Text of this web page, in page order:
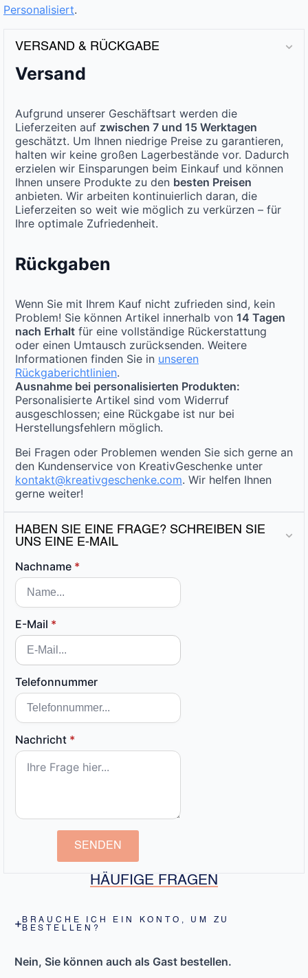
Personalisiert.
VERSAND & RÜCKGABE
Versand
Aufgrund unserer Geschäftsart werden die
Lieferzeiten auf zwischen 7 und 15 Werktagen
geschätzt. Um Ihnen niedrige Preise zu garantieren,
halten wir keine großen Lagerbestände vor. Dadurch
erzielen wir Einsparungen beim Einkauf und können
Ihnen unsere Produkte zu den besten Preisen
anbieten. Wir arbeiten kontinuierlich daran, die
Lieferzeiten so weit wie möglich zu verkürzen – für
Ihre optimale Zufriedenheit.
Rückgaben
Wenn Sie mit Ihrem Kauf nicht zufrieden sind, kein
Problem! Sie können Artikel innerhalb von 14 Tagen
nach Erhalt für eine vollständige Rückerstattung
oder einen Umtausch zurücksenden. Weitere
Informationen finden Sie in unseren
Rückgaberichtlinien.
Ausnahme bei personalisierten Produkten:
Personalisierte Artikel sind vom Widerruf
ausgeschlossen; eine Rückgabe ist nur bei
Herstellungsfehlern möglich.
Bei Fragen oder Problemen wenden Sie sich gerne an
den Kundenservice von KreativGeschenke unter
kontakt@kreativgeschenke.com. Wir helfen Ihnen
gerne weiter!
HABEN SIE EINE FRAGE? SCHREIBEN SIE
UNS EINE E-MAIL
Nachname *
E-Mail *
Telefonnummer
Nachricht *
SENDEN
HÄUFIGE FRAGEN
BRAUCHE ICH EIN KONTO, UM ZU
BESTELLEN?
Nein, Sie können auch als Gast bestellen.